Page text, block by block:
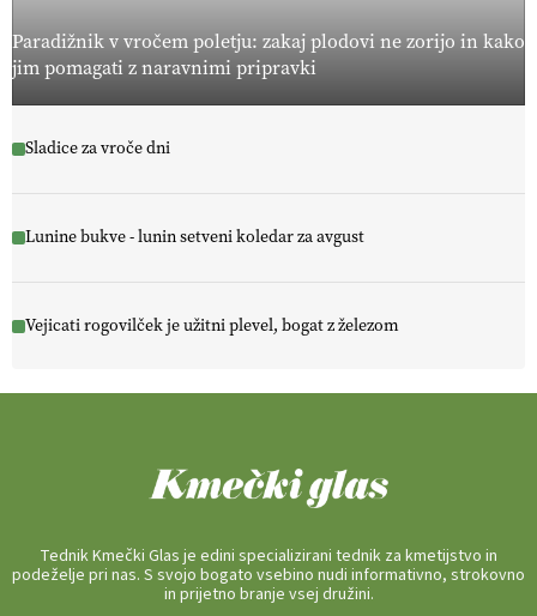
Paradižnik v vročem poletju: zakaj plodovi ne zorijo in kako
jim pomagati z naravnimi pripravki
Sladice za vroče dni
Lunine bukve - lunin setveni koledar za avgust
Vejicati rogovilček je užitni plevel, bogat z železom
Tednik Kmečki Glas je edini specializirani tednik za kmetijstvo in
podeželje pri nas. S svojo bogato vsebino nudi informativno, strokovno
in prijetno branje vsej družini.